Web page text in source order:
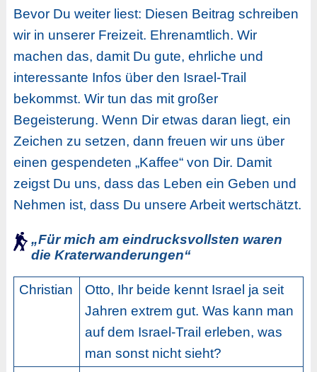
Bevor Du weiter liest: Diesen Beitrag schreiben
wir in unserer Freizeit. Ehrenamtlich. Wir
machen das, damit Du gute, ehrliche und
interessante Infos über den Israel-Trail
bekommst. Wir tun das mit großer
Begeisterung. Wenn Dir etwas daran liegt, ein
Zeichen zu setzen, dann freuen wir uns über
einen gespendeten „Kaffee“ von Dir. Damit
zeigst Du uns, dass das Leben ein Geben und
Nehmen ist, dass Du unsere Arbeit wertschätzt.
„Für mich am eindrucksvollsten waren
die Kraterwanderungen“
Christian
Otto, Ihr beide kennt Israel ja seit
Jahren extrem gut. Was kann man
auf dem Israel-Trail erleben, was
man sonst nicht sieht?